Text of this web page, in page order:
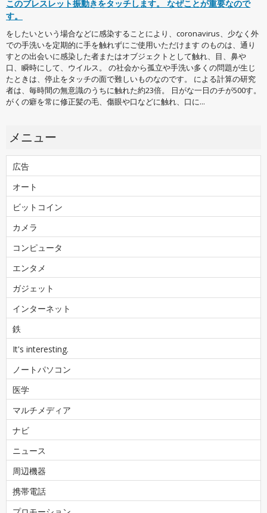
このブレスレット振動きをタッチします。 なぜことが重要なので
す。
をしたいという場合などに感染することにより、coronavirus、少なく外
での手洗いを定期的に手を触れずにご使用いただけます のものは、通り
すとの出会いに感染した者またはオブジェクトとして触れ、目、鼻や
口、瞬時にして、ウイルス。 の社会から孤立や手洗い多くの問題が生じ
たときは、停止をタッチの面で難しいものなのです。 による計算の研究
者は、毎時間の無意識のうちに触れた約23倍。 日がな一日のチが500す。
がくの癖を常に修正髪の毛、傷眼や口などに触れ、口に...
メニュー
広告
オート
ビットコイン
カメラ
コンピュータ
エンタメ
ガジェット
インターネット
鉄
It's interesting.
ノートパソコン
医学
マルチメディア
ナビ
ニュース
周辺機器
携帯電話